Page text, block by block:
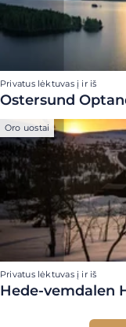
Privatus lėktuvas į ir iš
Ostersund
Oro uostai
Privatus lėktuvas į ir iš
Hede-vemdalen